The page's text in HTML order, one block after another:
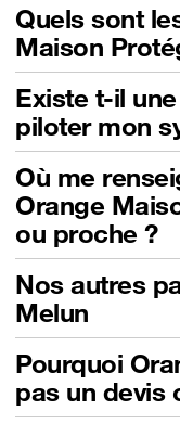
Quels sont
Maison
Existe t-il
piloter mon
Où me
Orange
ou proche ?
Nos autres
Melun
Pourquoi
pas un devis